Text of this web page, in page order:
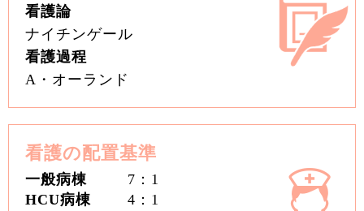
看護論
ナイチンゲール
看護過程
A・オーランド
看護の配置基準
一般病棟
7：1
HCU病棟
4：1